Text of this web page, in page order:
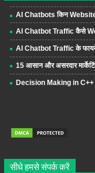
AI Chatbots किन
AI Chatbot Traffic कैसे
AI Chatbot Traffic के
15 आसान और असरदार
Decision Making in C++ |
सीधे हमसे संपर्क करें